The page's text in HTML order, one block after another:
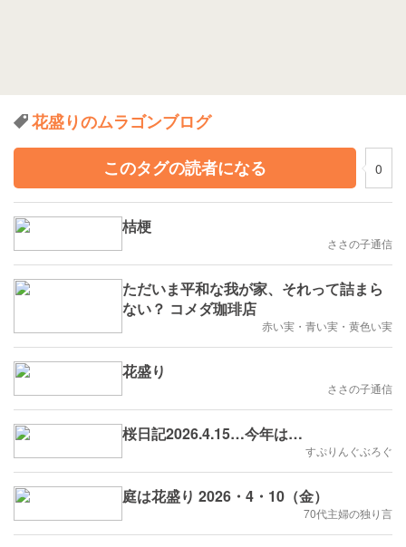
花盛りのムラゴンブログ
このタグの読者になる
0
桔梗
ささの子通信
ただいま平和な我が家、それって詰まら
ない？ コメダ珈琲店
赤い実・青い実・黄色い実
花盛り
ささの子通信
桜日記2026.4.15…今年は…
すぷりんぐぶろぐ
庭は花盛り 2026・4・10（金）
70代主婦の独り言